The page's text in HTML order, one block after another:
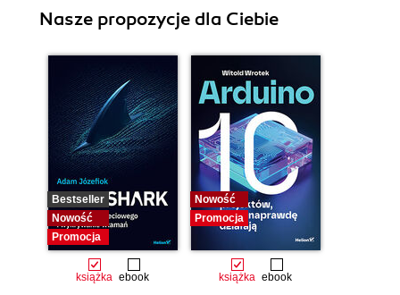
Nasze propozycje dla Ciebie
Bestseller
Nowość
Promocja
książka ebook
Nowość
Promocja
książka ebook